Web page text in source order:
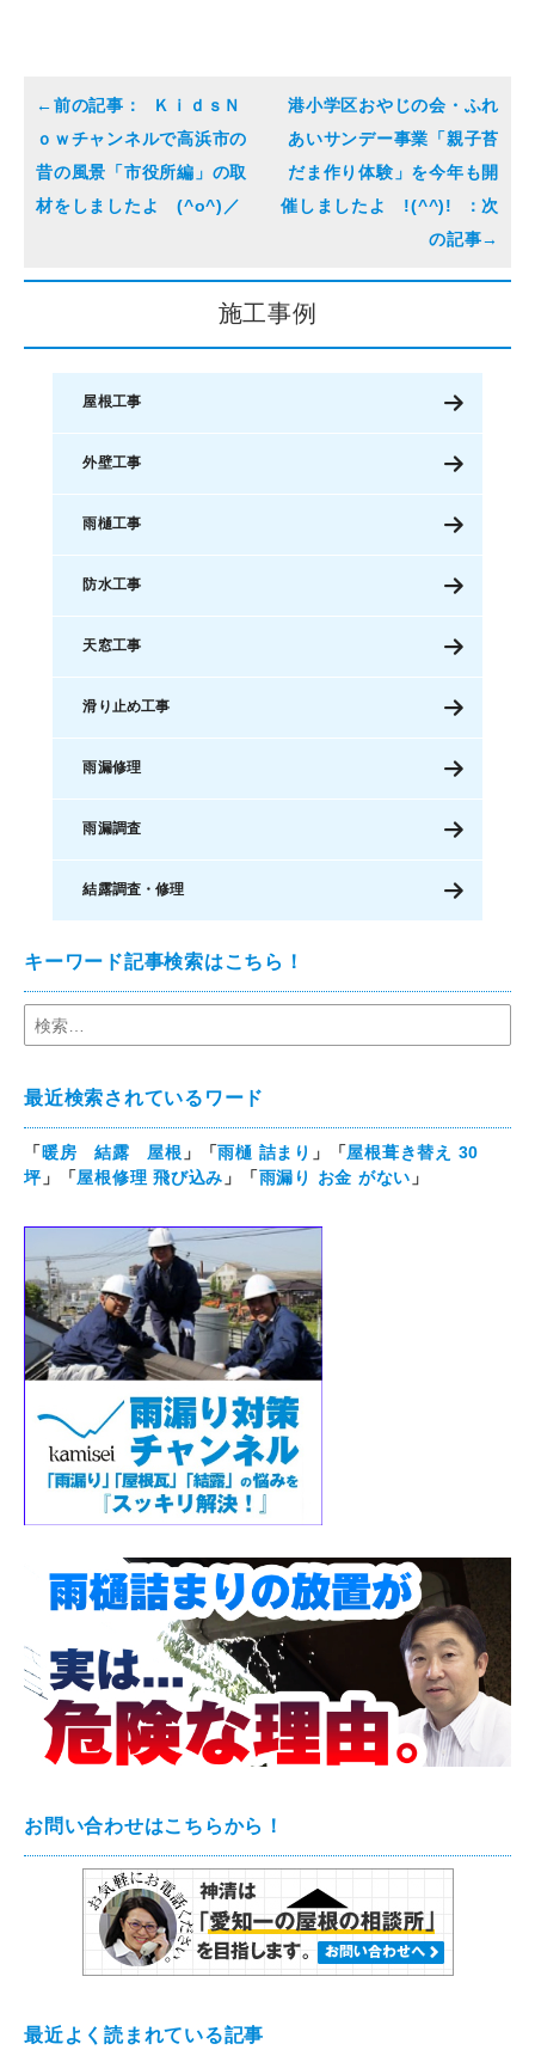
ＫｉｄｓＮ
ｏｗチャンネルで高浜市の
昔の風景「市役所編」の取
材をしましたよ (^o^)／
港小学区おやじの会・ふれ
あいサンデー事業「親子苔
だま作り体験」を今年も開
催しましたよ !(^^)!
施工事例
屋根工事
外壁工事
雨樋工事
防水工事
天窓工事
滑り止め工事
雨漏修理
雨漏調査
結露調査・修理
キーワード記事検索はこちら！
最近検索されているワード
「暖房 結露 屋根 」「雨樋 詰まり 」「屋根葺き替え 30
坪」「屋根修理 飛び込み 」「雨漏り お金 がない 」
お問い合わせはこちらから！
最近よく読まれている記事